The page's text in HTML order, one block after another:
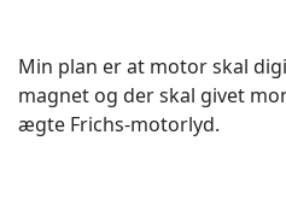
Min plan er at motor skal
magnet og der skal givet
ægte Frichs-motorlyd.